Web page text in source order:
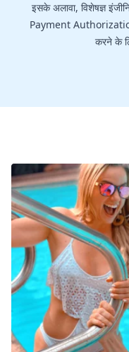
इसके अलावा, विशेषज्ञ
Payment
करने के